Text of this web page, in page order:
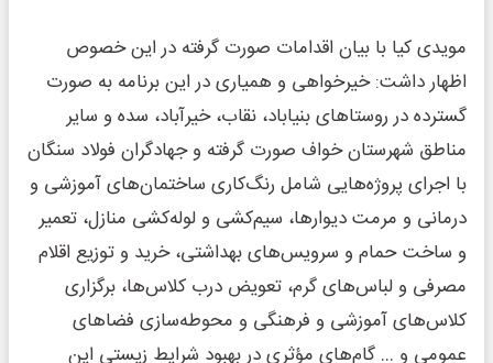
مویدی کیا با بیان اقدامات صورت گرفته در این خصوص
اظهار داشت: خیرخواهی و همیاری در این برنامه به صورت
گسترده در روستاهای بنیاباد، نقاب، خیرآباد، سده و سایر
مناطق شهرستان خواف صورت گرفته و جهادگران فولاد سنگان
با اجرای پروژه‌هایی شامل رنگ‌کاری ساختمان‌های آموزشی و
درمانی و مرمت دیوارها، سیم‌کشی و لوله‌کشی منازل، تعمیر
و ساخت حمام و سرویس‌های بهداشتی، خرید و توزیع اقلام
مصرفی و لباس‌های گرم، تعویض درب کلاس‌ها، برگزاری
کلاس‌های آموزشی و فرهنگی و محوطه‌سازی فضاهای
عمومی و … گام‌های مؤثری در بهبود شرایط زیستی این